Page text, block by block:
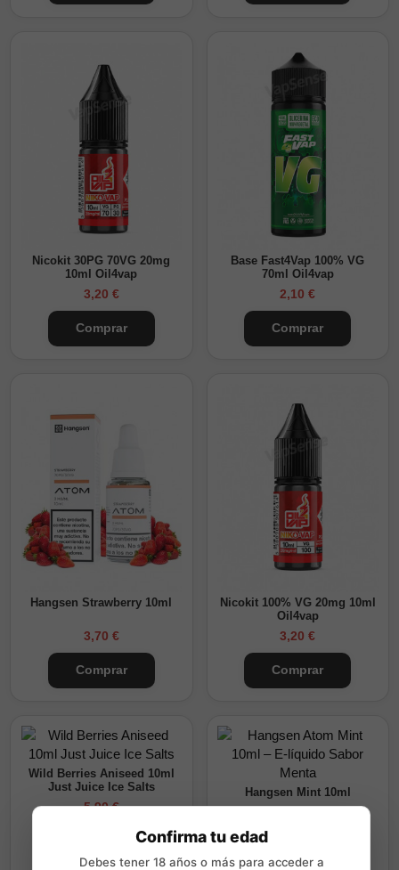
Nicokit 30PG 70VG 20mg
10ml Oil4vap
3,20 €
Comprar
Base Fast4Vap 100% VG
70ml Oil4vap
2,10 €
Comprar
Hangsen Strawberry 10ml
3,70 €
Comprar
Nicokit 100% VG 20mg 10ml
Oil4vap
3,20 €
Comprar
Wild Berries Aniseed 10ml
Just Juice Ice Salts
5,90 €
Hangsen Mint 10ml
Comprar
Confirma tu edad
Debes tener 18 años o más para acceder a